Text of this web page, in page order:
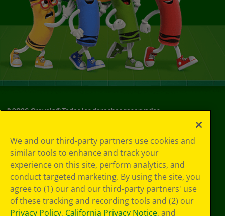
©2026Crayola® Todos los derechos reservados.
de privacidad
Política de
privacidad
Términos de SMS
GDPR
Aviso de
privacidad de CA
We and our third-party partners use cookies and
similar tools to enhance and track your
experience on this site, perform analytics, and
conduct targeted marketing. By using the site, you
agree to (1) our and our third-party partners' use
of these tracking and recording tools and (2) our
Privacy Policy, California Privacy Notice, and